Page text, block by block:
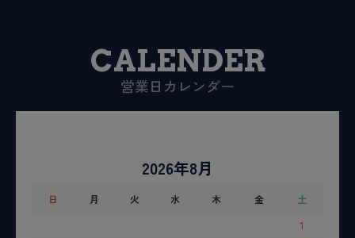
CALENDER
営業日カレンダー
2026年8月
日 月 火 水 木 金
土
1